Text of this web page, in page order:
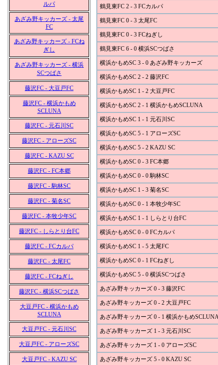
ルパ
あざみ野キッカーズ - 太尾
FC
あざみ野キッカーズ - FCね
ぎし
あざみ野キッカーズ - 横浜
SCつばさ
藤沢FC - 大豆戸FC
藤沢FC - 横浜かもめ
SCLUNA
藤沢FC - 元石川SC
藤沢FC - アローズSC
藤沢FC - KAZU SC
藤沢FC - FC本郷
藤沢FC - 駒林SC
藤沢FC - 菊名SC
藤沢FC - 本牧少年SC
藤沢FC - しらとり台FC
藤沢FC - FCカルパ
藤沢FC - 太尾FC
藤沢FC - FCねぎし
藤沢FC - 横浜SCつばさ
大豆戸FC - 横浜かもめ
SCLUNA
大豆戸FC - 元石川SC
大豆戸FC - アローズSC
大豆戸FC - KAZU SC
鶴見東FC 2 - 3 FCカルパ
鶴見東FC 0 - 3 太尾FC
鶴見東FC 0 - 3 FCねぎし
鶴見東FC 6 - 0 横浜SCつばさ
横浜かもめSC 3 - 0 あざみ野キッカーズ
横浜かもめSC 2 - 2 藤沢FC
横浜かもめSC 1 - 2 大豆戸FC
横浜かもめSC 2 - 1 横浜かもめSCLUNA
横浜かもめSC 1 - 1 元石川SC
横浜かもめSC 5 - 1 アローズSC
横浜かもめSC 5 - 2 KAZU SC
横浜かもめSC 0 - 3 FC本郷
横浜かもめSC 0 - 0 駒林SC
横浜かもめSC 1 - 3 菊名SC
横浜かもめSC 0 - 1 本牧少年SC
横浜かもめSC 1 - 1 しらとり台FC
横浜かもめSC 0 - 0 FCカルパ
横浜かもめSC 1 - 5 太尾FC
横浜かもめSC 0 - 1 FCねぎし
横浜かもめSC 5 - 0 横浜SCつばさ
あざみ野キッカーズ 0 - 3 藤沢FC
あざみ野キッカーズ 0 - 2 大豆戸FC
あざみ野キッカーズ 0 - 1 横浜かもめ
あざみ野キッカーズ 1 - 3 元石川SC
あざみ野キッカーズ 1 - 0 アローズSC
あざみ野キッカーズ 5 - 0 KAZU SC